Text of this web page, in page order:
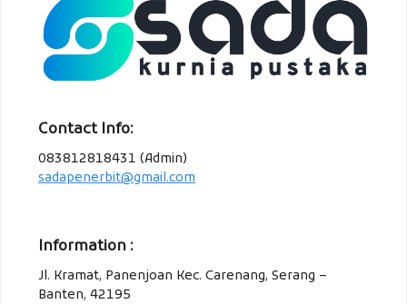
Contact Info:
083812818431 (Admin)
sadapenerbit@gmail.com
Information :
Jl. Kramat, Panenjoan Kec. Carenang, Serang –
Banten, 42195